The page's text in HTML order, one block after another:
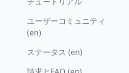
ユーザーコミュニティ
(en)
ステータス (en)